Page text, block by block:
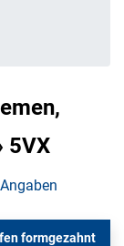
5VX
formgezahnt